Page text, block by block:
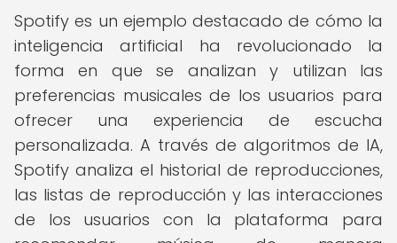
Spotify es un ejemplo destacado de cómo la
inteligencia artificial ha revolucionado la
forma en que se analizan y utilizan las
preferencias musicales de los usuarios para
ofrecer una experiencia de escucha
personalizada. A través de algoritmos de IA,
Spotify analiza el historial de reproducciones,
las listas de reproducción y las interacciones
de los usuarios con la plataforma para